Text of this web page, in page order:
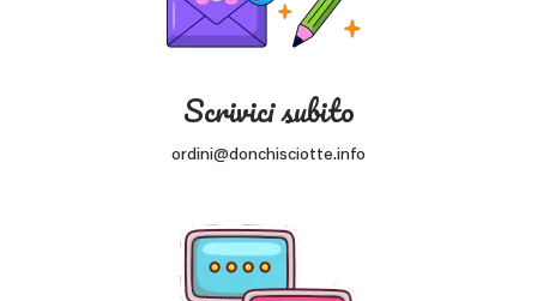
Scrivici subito
ordini@donchisciotte.info